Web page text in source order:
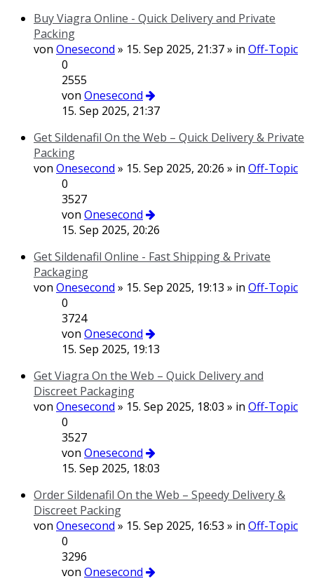
Buy Viagra Online - Quick Delivery and Private
Packing
von Onesecond » 15. Sep 2025, 21:37 » in Off-Topic
0
2555
von Onesecond
15. Sep 2025, 21:37
Get Sildenafil On the Web – Quick Delivery & Private
Packing
von Onesecond » 15. Sep 2025, 20:26 » in Off-Topic
0
3527
von Onesecond
15. Sep 2025, 20:26
Get Sildenafil Online - Fast Shipping & Private
Packaging
von Onesecond » 15. Sep 2025, 19:13 » in Off-Topic
0
3724
von Onesecond
15. Sep 2025, 19:13
Get Viagra On the Web – Quick Delivery and
Discreet Packaging
von Onesecond » 15. Sep 2025, 18:03 » in Off-Topic
0
3527
von Onesecond
15. Sep 2025, 18:03
Order Sildenafil On the Web – Speedy Delivery &
Discreet Packing
von Onesecond » 15. Sep 2025, 16:53 » in Off-Topic
0
3296
von Onesecond